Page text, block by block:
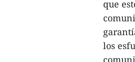
que
los